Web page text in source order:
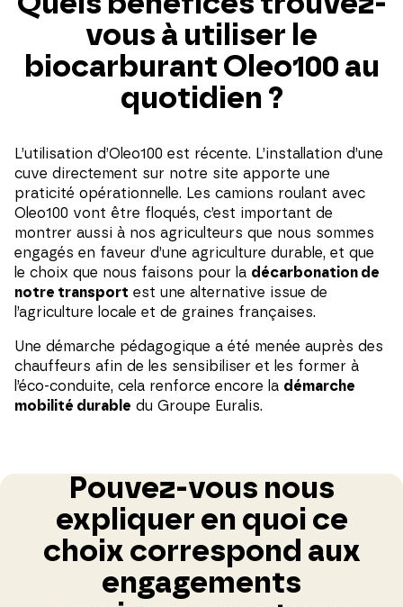
vous à utiliser le
biocarburant Oleo100 au
quotidien ?
L’utilisation d’Oleo100 est récente. L’installation d’une
cuve directement sur notre site apporte une
praticité opérationnelle. Les camions roulant avec
Oleo100 vont être floqués, c’est important de
montrer aussi à nos agriculteurs que nous sommes
engagés en faveur d’une agriculture durable, et que
le choix que nous faisons pour la décarbonation de
notre transport est une alternative issue de
l’agriculture locale et de graines françaises.
Une démarche pédagogique a été menée auprès des
chauffeurs afin de les sensibiliser et les former à
l’éco-conduite, cela renforce encore la démarche
mobilité durable du Groupe Euralis.
Pouvez-vous nous
expliquer en quoi ce
choix correspond aux
engagements